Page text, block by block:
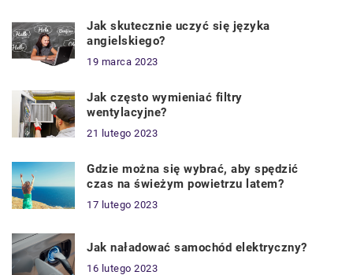
Jak skutecznie uczyć się języka
angielskiego?
19 marca 2023
Jak często wymieniać filtry
wentylacyjne?
21 lutego 2023
Gdzie można się wybrać, aby spędzić
czas na świeżym powietrzu latem?
17 lutego 2023
Jak naładować samochód elektryczny?
16 lutego 2023